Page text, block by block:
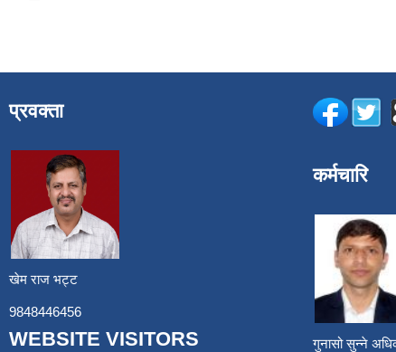
प्रवक्ता
खेम राज भट्ट
9848446456
WEBSITE VISITORS
कर्मचारि
गुनासो सुन्ने